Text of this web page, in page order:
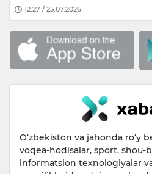
12:27 / 25.07.2026
O‘zbekiston va jahonda ro‘y
voqea-hodisalar, sport, shou-
informatsion texnologiyalar